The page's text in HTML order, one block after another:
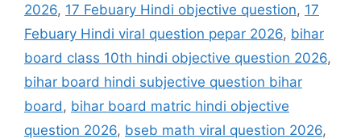
2026, 17 Febuary Hindi objective question, 17
Febuary Hindi viral question pepar 2026, bihar
board class 10th hindi objective question 2026,
bihar board hindi subjective question bihar
board , bihar board matric hindi objective
question 2026, bseb math viral question 2026,